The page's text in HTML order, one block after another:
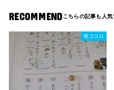
RECOMMEND
母ゴコロ